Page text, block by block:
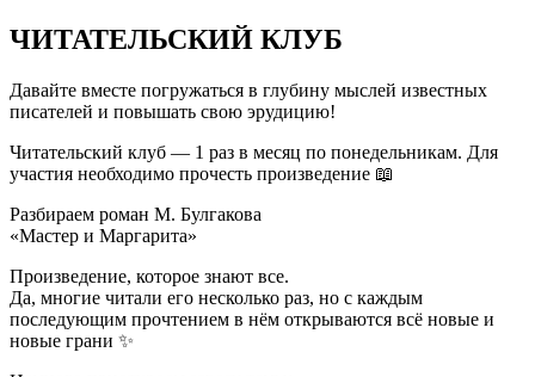
ЧИТАТЕЛЬСКИЙ КЛУБ
Давайте вместе погружаться в глубину мыслей известных
писателей и повышать свою эрудицию!
Читательский клуб — 1 раз в месяц по понедельникам. Для
участия необходимо прочесть произведение 📖
Разбираем роман М. Булгакова
«Мастер и Маргарита»
Произведение, которое знают все.
Да, многие читали его несколько раз, но с каждым
последующим прочтением в нём открываются всё новые и
новые грани ✨